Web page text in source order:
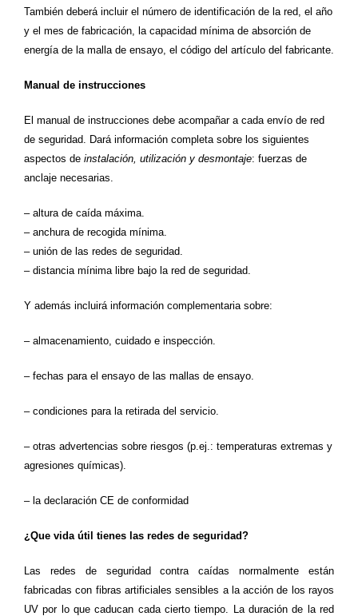
También deberá incluir el número de identificación de la red, el año
y el mes de fabricación, la capacidad mínima de absorción de
energía de la malla de ensayo, el código del artículo del fabricante.
Manual de instrucciones
El manual de instrucciones debe acompañar a cada envío de red
de seguridad. Dará información completa sobre los siguientes
aspectos de instalación, utilización y desmontaje: fuerzas de
anclaje necesarias.
– altura de caída máxima.
– anchura de recogida mínima.
– unión de las redes de seguridad.
– distancia mínima libre bajo la red de seguridad.
Y además incluirá información complementaria sobre:
– almacenamiento, cuidado e inspección.
– fechas para el ensayo de las mallas de ensayo.
– condiciones para la retirada del servicio.
– otras advertencias sobre riesgos (p.ej.: temperaturas extremas y
agresiones químicas).
– la declaración CE de conformidad
¿Que vida útil tienes las redes de seguridad?
Las redes de seguridad contra caídas normalmente están
fabricadas con fibras artificiales sensibles a la acción de los rayos
UV por lo que caducan cada cierto tiempo. La duración de la red